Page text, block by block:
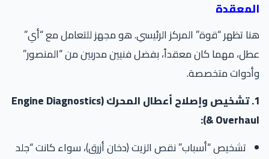
تظهر “قوة” المركز الرئيسي. هو مجهز للتعامل مع “أي”
مهما كان معقداً، بفضل فنيين مدربين من “المنصور”
متخصصة.
1. تشخيص وإصلاح أعطال المحرك (Engine Diagnostics
&
تشخيص “أسباب” نقص الزيت (دخان أزرق)، سواء كانت “جلد